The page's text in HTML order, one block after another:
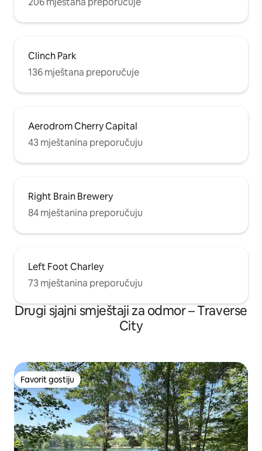
Clinch Park
136 mještana preporučuje
Aerodrom Cherry Capital
43 mještanina preporučuju
Right Brain Brewery
84 mještanina preporučuju
Left Foot Charley
73 mještanina preporučuju
Drugi sjajni smještaji za odmor – Traverse
City
Favorit gostiju
Favorit gostiju